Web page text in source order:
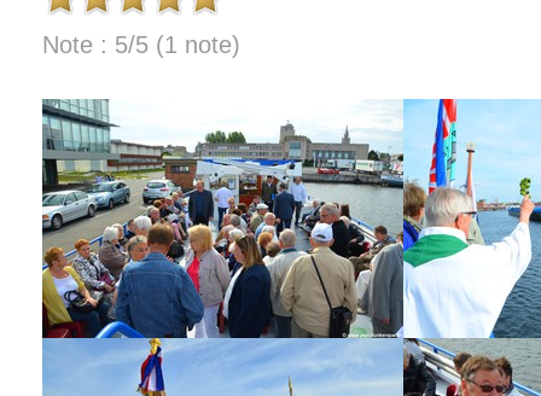
Note : 5/5 (1 note)